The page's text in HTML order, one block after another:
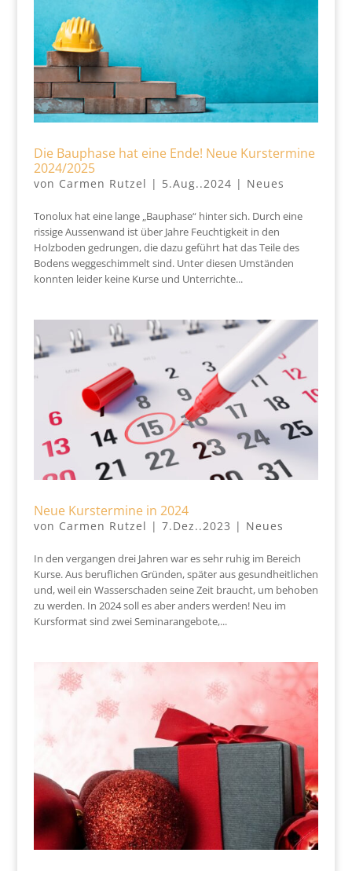
Die Bauphase hat eine Ende! Neue Kurstermine
2024/2025
von Carmen Rutzel | 5.Aug..2024 | Neues
Tonolux hat eine lange „Bauphase“ hinter sich. Durch eine
rissige Aussenwand ist über Jahre Feuchtigkeit in den
Holzboden gedrungen, die dazu geführt hat das Teile des
Bodens weggeschimmelt sind. Unter diesen Umständen
konnten leider keine Kurse und Unterrichte...
Neue Kurstermine in 2024
von Carmen Rutzel | 7.Dez..2023 | Neues
In den vergangen drei Jahren war es sehr ruhig im Bereich
Kurse. Aus beruflichen Gründen, später aus gesundheitlichen
und, weil ein Wasserschaden seine Zeit braucht, um behoben
zu werden. In 2024 soll es aber anders werden! Neu im
Kursformat sind zwei Seminarangebote,...